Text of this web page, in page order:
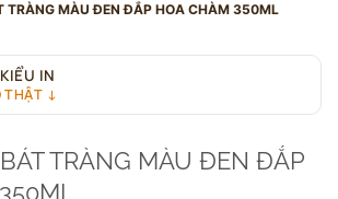
TRÀNG MÀU ĐEN ĐẮP HOA CHÀM 350ML
IN
THẬT ↓
TRÀNG MÀU ĐEN ĐẮP